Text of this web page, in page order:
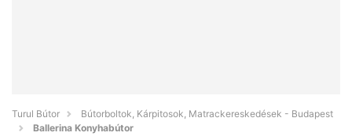
Turul Bútor
Bútorboltok, Kárpitosok, Matrackereskedések - Budapest
Ballerina Konyhabútor